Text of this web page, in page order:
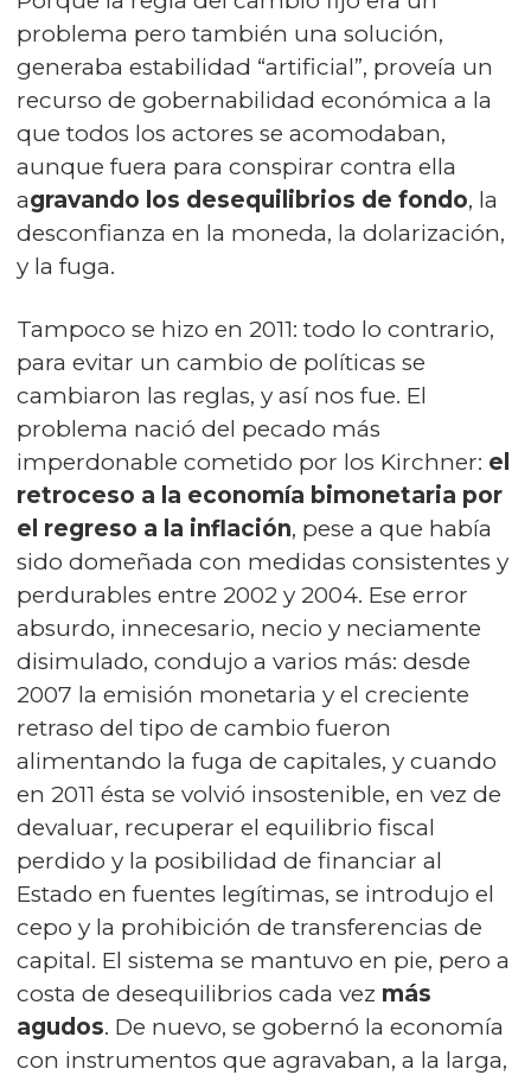
problema pero también una solución,
generaba estabilidad “artificial”, proveía un
recurso de gobernabilidad económica a la
que todos los actores se acomodaban,
aunque fuera para conspirar contra ella
agravando los desequilibrios de fondo, la
desconfianza en la moneda, la dolarización,
y la fuga.
Tampoco se hizo en 2011: todo lo contrario,
para evitar un cambio de políticas se
cambiaron las reglas, y así nos fue. El
problema nació del pecado más
imperdonable cometido por los Kirchner: el
retroceso a la economía bimonetaria por
el regreso a la inflación, pese a que había
sido domeñada con medidas consistentes y
perdurables entre 2002 y 2004. Ese error
absurdo, innecesario, necio y neciamente
disimulado, condujo a varios más: desde
2007 la emisión monetaria y el creciente
retraso del tipo de cambio fueron
alimentando la fuga de capitales, y cuando
en 2011 ésta se volvió insostenible, en vez de
devaluar, recuperar el equilibrio fiscal
perdido y la posibilidad de financiar al
Estado en fuentes legítimas, se introdujo el
cepo y la prohibición de transferencias de
capital. El sistema se mantuvo en pie, pero a
costa de desequilibrios cada vez más
agudos. De nuevo, se gobernó la economía
con instrumentos que agravaban, a la larga,